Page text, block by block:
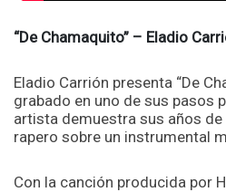
“De Chamaquito” – Eladio
Eladio Carrión presenta “De
grabado en uno de sus pasos
artista demuestra sus años
rapero sobre un instrumental
Con la canción producida por